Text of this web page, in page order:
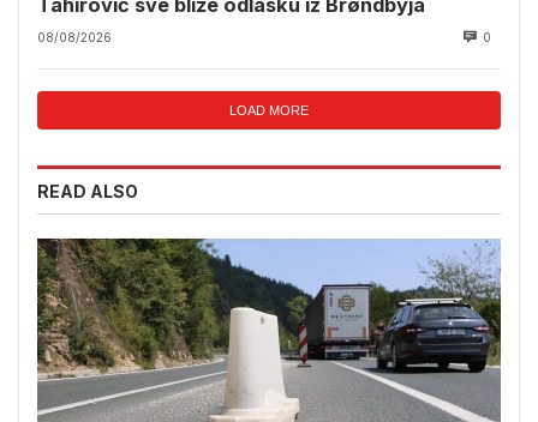
Tahirović sve bliže odlasku iz Brøndbyja
08/08/2026 0
LOAD MORE
READ ALSO